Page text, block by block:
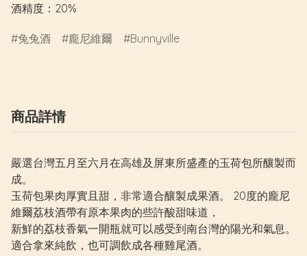
酒精度：20%
兔兔酒 龐尼維爾 Bunnyville
商品詳情
嚴選台灣五月至六月在高雄及屏東所盛產的玉荷包所釀製而
成。
玉荷包果肉厚實且甜，非常適合釀製成果酒。 20度的龐尼
維爾荔枝酒帶有原本果肉的些許酸甜味道，
新鮮的荔枝香氣一開瓶就可以感受到南台灣的陽光和氣息。
適合拿來純飲，也可調飲成各種雞尾酒。